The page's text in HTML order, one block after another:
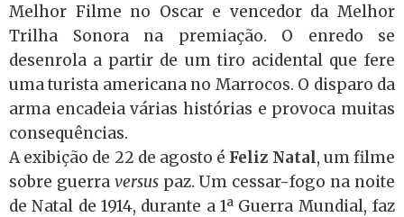
Melhor Filme no Oscar e vencedor da Melhor
Trilha Sonora na premiação. O enredo se
desenrola a partir de um tiro acidental que fere
uma turista americana no Marrocos. O disparo da
arma encadeia várias histórias e provoca muitas
consequências.
A exibição de 22 de agosto é Feliz Natal, um filme
sobre guerra versuspaz. Um cessar-fogo na noite
de Natal de 1914, durante a 1ª Guerra Mundial, faz